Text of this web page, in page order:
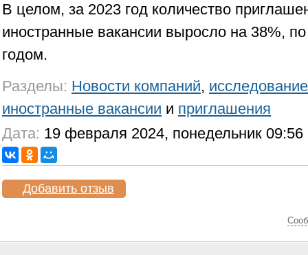
В целом, за 2023 год количество
иностранные вакансии выросло на 38%,
годом.
Разделы: Новости компаний, исследование
иностранные вакансии и приглашения
Дата: 19 февраля 2024, понедельник 09:56
Добавить отзыв